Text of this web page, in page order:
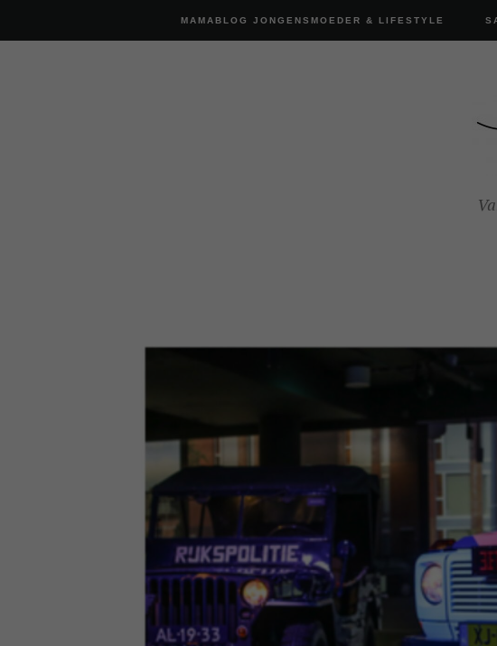
MAMABLOG JONGENSMOEDER & LIFESTYLE